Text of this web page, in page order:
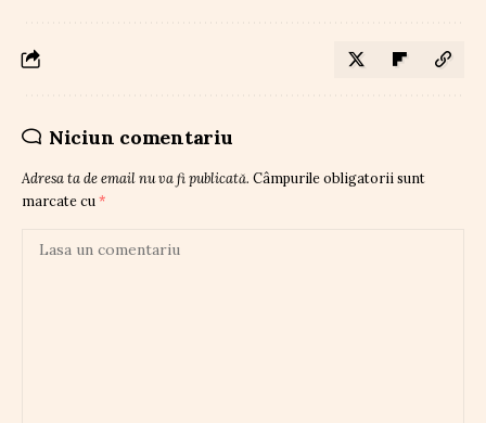
Niciun comentariu
Adresa ta de email nu va fi publicată. Câmpurile obligatorii sunt
marcate cu *